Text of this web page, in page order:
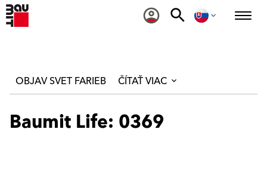
OBJAV SVET FARIEB ČÍTAŤ VIAC
Baumit Life: 0369